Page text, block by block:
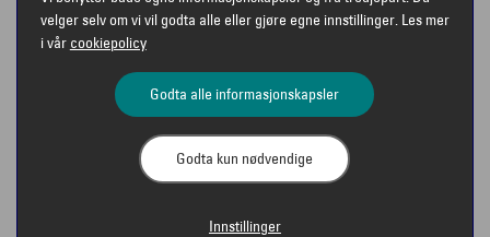
Interoptik Asker
Strøket 9
1383 Asker
velger selv om vi vil godta alle eller gjøre egne innstillinger. Les mer
i vår cookiepolicy
Godta alle informasjonskapsler
Godta kun nødvendige
Innstillinger